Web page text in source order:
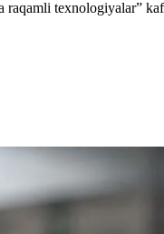
raqamli texnologiyalar”